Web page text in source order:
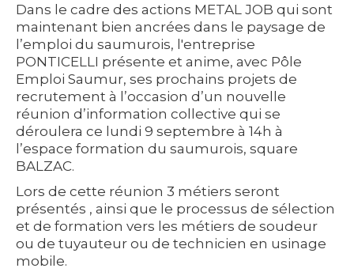
Dans le cadre des actions METAL JOB qui sont
maintenant bien ancrées dans le paysage de
l’emploi du saumurois, l'entreprise
PONTICELLI présente et anime, avec Pôle
Emploi Saumur, ses prochains projets de
recrutement à l’occasion d’un nouvelle
réunion d’information collective qui se
déroulera ce lundi 9 septembre à 14h à
l’espace formation du saumurois, square
BALZAC.
Lors de cette réunion 3 métiers seront
présentés , ainsi que le processus de sélection
et de formation vers les métiers de soudeur
ou de tuyauteur ou de technicien en usinage
mobile.